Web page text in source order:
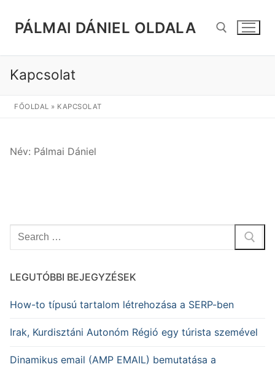
PÁLMAI DÁNIEL OLDALA
Kapcsolat
FŐOLDAL » KAPCSOLAT
Név: Pálmai Dániel
Keresése:
LEGUTÓBBI BEJEGYZÉSEK
How-to típusú tartalom létrehozása a SERP-ben
Irak, Kurdisztáni Autonóm Régió egy túrista szemével
Dinamikus email (AMP EMAIL) bemutatása a